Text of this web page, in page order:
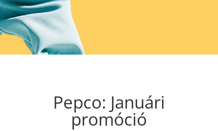
Pepco: Januári
promóció